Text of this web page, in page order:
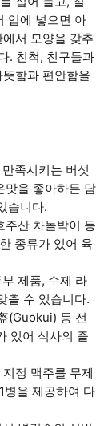
입에 넣으면 아
서 모양을 갖추
. 친척, 친구들과
함과 편안함을
족시키는 버섯
맛을 좋아하든 담
습니다.
주산 차돌박이 등
종류가 있어 육
제품, 수제 라
출 수 있습니다.
(Guokui) 등 전
있어 식사의 즐
정 맥주를 무제
병을 제공하여 다